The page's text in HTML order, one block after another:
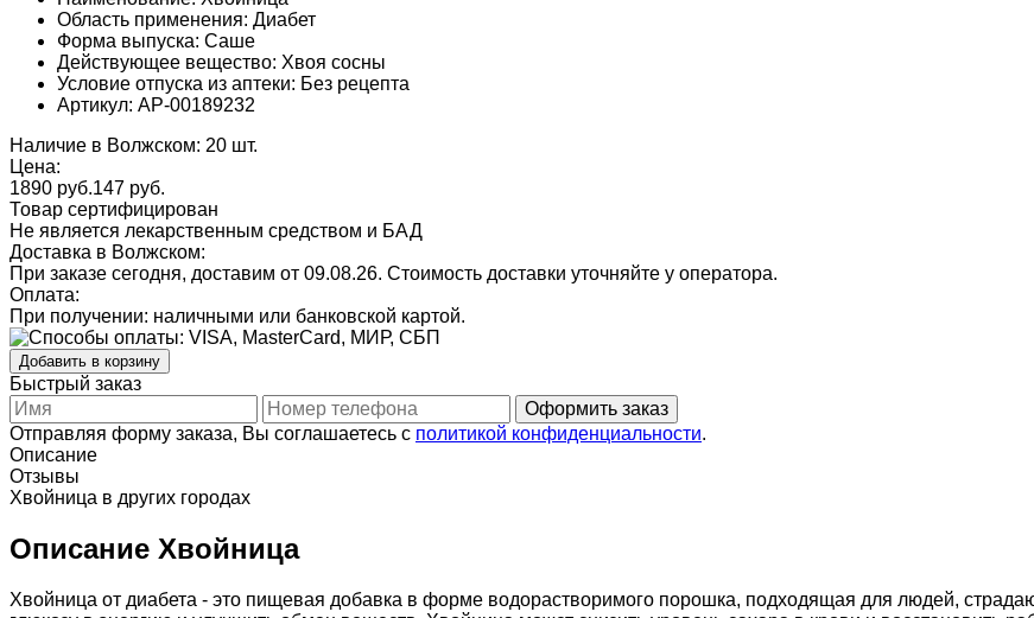
Область применения: Диабет
Форма выпуска: Саше
Действующее вещество: Хвоя сосны
Условие отпуска из аптеки: Без рецепта
Артикул: AP-00189232
Наличие в Волжском: 20 шт.
Цена:
1890 руб.147 руб.
Товар сертифицирован
Не является лекарственным средством и БАД
Доставка в Волжском:
При заказе сегодня, доставим от 09.08.26. Стоимость доставки уточняйте у оператора.
Оплата:
При получении: наличными или банковской картой.
Добавить в корзину
Быстрый заказ
Отправляя форму заказа, Вы соглашаетесь с политикой конфиденциальности.
Описание
Отзывы
Хвойница в других городах
Описание Хвойница
Хвойница от диабета - это пищевая добавка в форме водорастворимого порошка, подходящая для людей,